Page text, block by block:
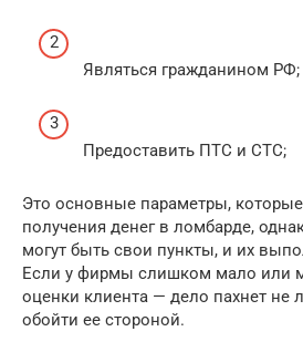
Являться гражданином РФ;
Предоставить ПТС и СТС;
Это основные параметры,
получения денег в ломбарде,
могут быть свои пункты, и их
Если у фирмы слишком мало или
оценки клиента — дело пахнет не
обойти ее стороной.